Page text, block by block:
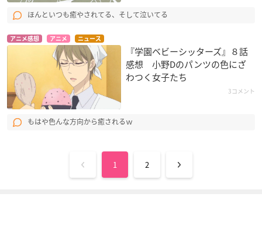
ほんといつも癒やされてる、そして泣いてる
アニメ感想 アニメ ニュース
『学園ベビーシッターズ』８話
感想 小野Dのパンツの色にざ
わつく女子たち
3コメント
もはや色んな方向から癒されるｗ
1 2